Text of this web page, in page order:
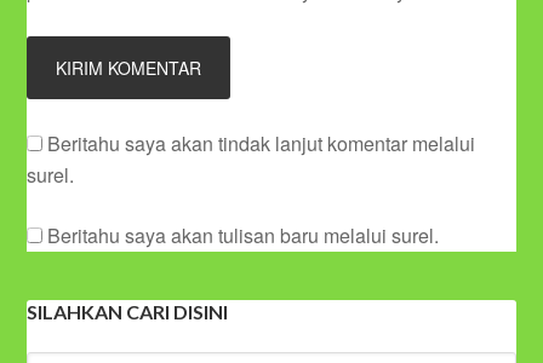
Beritahu saya akan tindak lanjut komentar melalui
surel.
Beritahu saya akan tulisan baru melalui surel.
SILAHKAN CARI DISINI